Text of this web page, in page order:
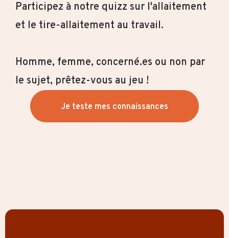
Participez à notre quizz sur l'allaitement
et le tire-allaitement au travail.
Homme, femme, concerné.es ou non par
le sujet, prêtez-vous au jeu !
Je teste mes connaissances